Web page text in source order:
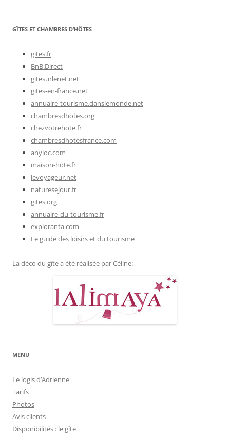
GÎTES ET CHAMBRES D’HÔTES
gites.fr
BnB.Direct
gitesurlenet.net
gites-en-france.net
annuaire-tourisme.danslemonde.net
chambresdhotes.org
chezvotrehote.fr
chambresdhotesfrance.com
anyloc.com
maison-hote.fr
levoyageur.net
naturesejour.fr
gites.org
annuaire-du-tourisme.fr
exploranta.com
Le guide des loisirs et du tourisme
La déco du gîte a été réalisée parCéline:
MENU
Le logis d’Adrienne
Tarifs
Photos
Avis clients
Disponibilités : le gîte